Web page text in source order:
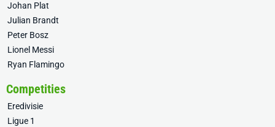
Johan Plat
Julian Brandt
Peter Bosz
Lionel Messi
Ryan Flamingo
Competities
Eredivisie
Ligue 1